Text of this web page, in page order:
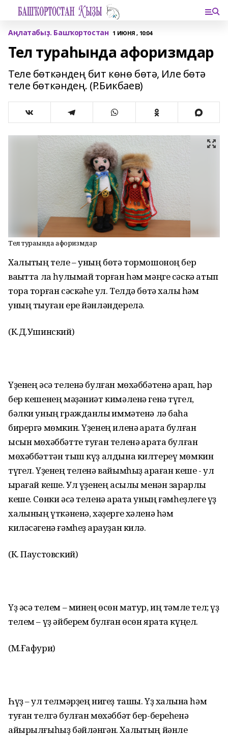
Аңлатабыҙ. Башҡортостан 1 ИЮНЯ , 10:04
Тел тураһында афоризмдар
Теле бөткәндең бит көнө бөтә, Иле бөтә
теле бөткәндең. (Р.Бикбаев)
Тел тураһында афоризмдар
Халыҡтың теле – уның бөтә тормошоноң бер
ваҡытта ла һулымай торған һәм мәңге сәскә атып
тора торған сәскәһе ул. Телдә бөтә халыҡ һәм
уның тыуған ере йәнләндерелә.
(К.Д.Ушинский)
Үҙенең әсә теленә булған мөхәббәтенә ҡарап, һәр
бер кешенең мәҙәниәт кимәленә генә түгел,
бәлки уның гражданлыҡ ҡиммәтенә лә баһа
бирергә мөмкин. Үҙенең иленә ҡарата булған
ысын мөхәббәтте туған теленә ҡарата булған
мөхәббәттән тыш күҙ алдына килтереү мөмкин
түгел. Үҙенең теленә вайымһыҙ ҡараған кеше - ул
ҡырағай кеше. Ул үҙенең асылы менән зарарлы
кеше. Сөнки әсә теленә ҡарата уның ғәмһеҙлеге үҙ
халҡының үткәненә, хәҙерге хәленә һәм
киләсәгенә ғәмһеҙ ҡарауҙан килә.
(К. Паустовский)
Үҙ әсә телем – минең өсөн матур, иң тәмле тел; үҙ
телем – үҙ әйберем булған өсөн ярата күңел.
(М.Ғафури)
Һүҙ – ул телмәрҙең нигеҙ ташы. Үҙ халҡына һәм
туған телгә булған мөхәббәт бер-береһенә
айырылғыһыҙ бәйләнгән. Халыҡтың йәнле